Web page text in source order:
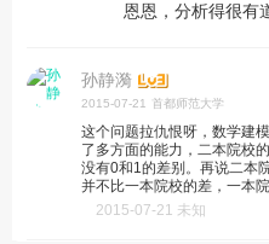
恩恩，分析得很有
孙静漪
2015-07-21 首都师范大学
这个问题拉仇恨呀，数学建
了多方面的能力，二本院校
没有0和1的差别。再说二本
并不比一本院校的差，一本
2015-07-21 未知